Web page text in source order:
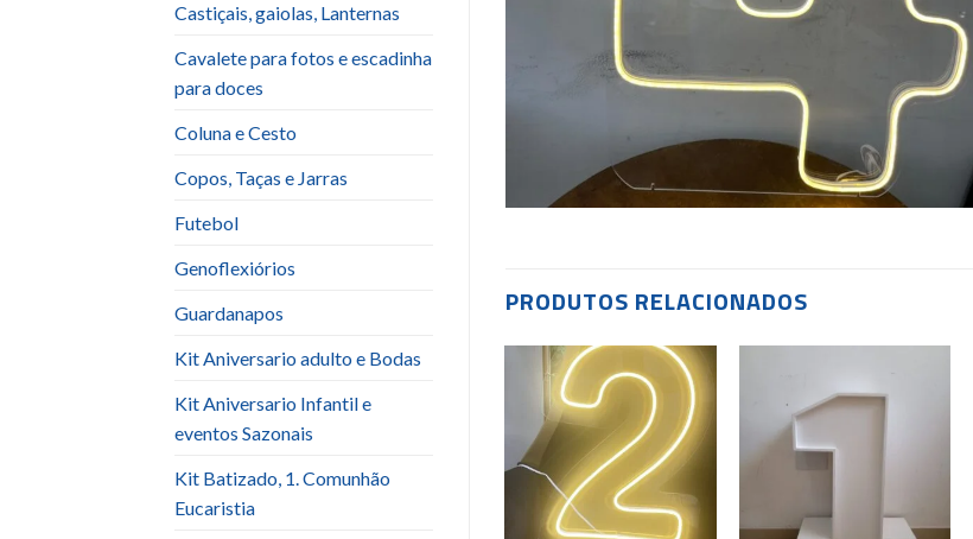
Castiçais, gaiolas, Lanternas
Cavalete para fotos e escadinha
para doces
Coluna e Cesto
Copos, Taças e Jarras
Futebol
Genoflexiórios
Guardanapos
Kit Aniversario adulto e Bodas
Kit Aniversario Infantil e
eventos Sazonais
Kit Batizado, 1. Comunhão
Eucaristia
PRODUTOS RELACIONADOS
Add to
wishlist
Add to
wishlist